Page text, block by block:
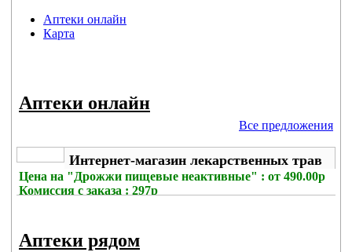
Аптеки онлайн
Карта
Аптеки онлайн
Все предложения
Интернет-магазин лекарственных трав
Цена на "Дрожжи пищевые неактивные" : от 490.00р
Комиссия с заказа : 297р
Аптеки рядом